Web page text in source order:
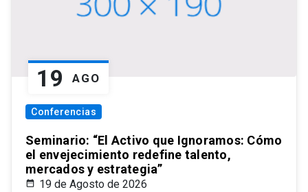
19 AGO
Conferencias
Seminario: “El Activo que Ignoramos: Cómo
el envejecimiento redefine talento,
mercados y estrategia”
19 de Agosto de 2026